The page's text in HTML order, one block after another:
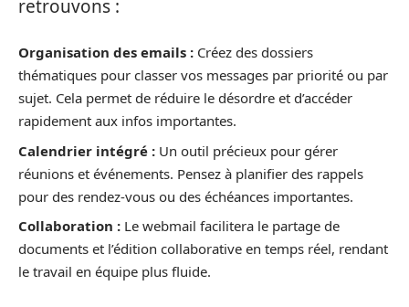
retrouvons :
Organisation des emails : Créez des dossiers
thématiques pour classer vos messages par priorité ou par
sujet. Cela permet de réduire le désordre et d’accéder
rapidement aux infos importantes.
Calendrier intégré : Un outil précieux pour gérer
réunions et événements. Pensez à planifier des rappels
pour des rendez-vous ou des échéances importantes.
Collaboration : Le webmail facilitera le partage de
documents et l’édition collaborative en temps réel, rendant
le travail en équipe plus fluide.